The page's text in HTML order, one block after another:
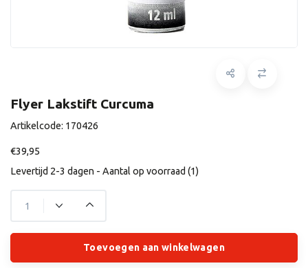
Flyer Lakstift Curcuma
Artikelcode: 170426
€39,95
Levertijd 2-3 dagen - Aantal op voorraad (1)
Toevoegen aan winkelwagen